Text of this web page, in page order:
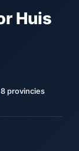
Huis
8 provincies